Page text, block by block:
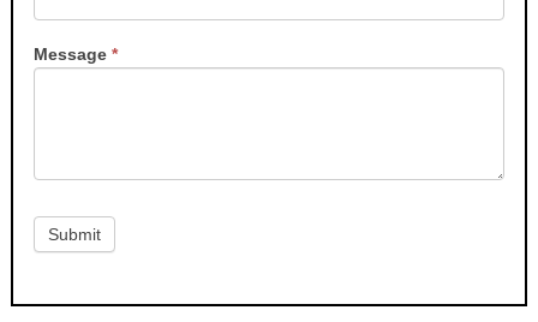
Message*
Submit